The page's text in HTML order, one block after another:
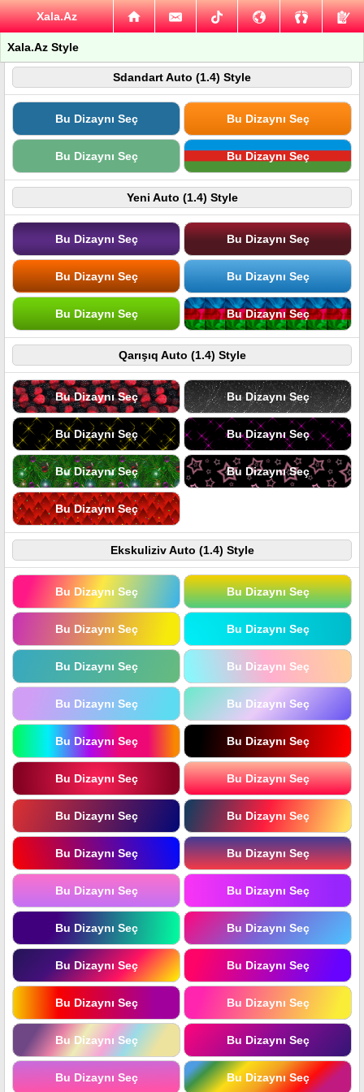
Xala.Az
Xala.Az Style
Sdandart Auto (1.4) Style
Bu Dizaynı Seç Bu Dizaynı Seç
Bu Dizaynı Seç Bu Dizaynı Seç
Yeni Auto (1.4) Style
Bu Dizaynı Seç Bu Dizaynı Seç
Bu Dizaynı Seç Bu Dizaynı Seç
Bu Dizaynı Seç Bu Dizaynı Seç
Qarışıq Auto (1.4) Style
Bu Dizaynı Seç Bu Dizaynı Seç
Bu Dizaynı Seç Bu Dizaynı Seç
Bu Dizaynı Seç Bu Dizaynı Seç
Bu Dizaynı Seç
Ekskuliziv Auto (1.4) Style
Bu Dizaynı Seç Bu Dizaynı Seç
Bu Dizaynı Seç Bu Dizaynı Seç
Bu Dizaynı Seç Bu Dizaynı Seç
Bu Dizaynı Seç Bu Dizaynı Seç
Bu Dizaynı Seç Bu Dizaynı Seç
Bu Dizaynı Seç Bu Dizaynı Seç
Bu Dizaynı Seç Bu Dizaynı Seç
Bu Dizaynı Seç Bu Dizaynı Seç
Bu Dizaynı Seç Bu Dizaynı Seç
Bu Dizaynı Seç Bu Dizaynı Seç
Bu Dizaynı Seç Bu Dizaynı Seç
Bu Dizaynı Seç Bu Dizaynı Seç
Bu Dizaynı Seç Bu Dizaynı Seç
Bu Dizaynı Seç Bu Dizaynı Seç